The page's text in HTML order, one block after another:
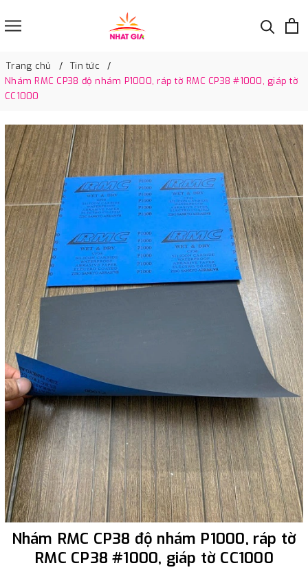
Trang chủ
Tin tức
Nhám RMC CP38 độ nhám P1000, ráp tờ RMC CP38 #1000, giáp tờ
CC1000
Nhám RMC CP38 độ nhám P1000, ráp tờ
RMC CP38 #1000, giáp tờ CC1000